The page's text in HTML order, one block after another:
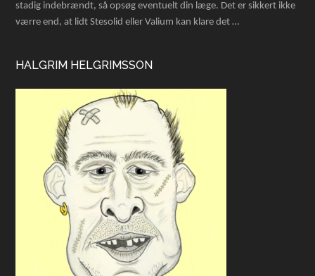
stadig indebrændt, så opsøg eventuelt din læge. Det er sikkert ikke
værre end, at lidt Stesolid eller Valium kan klare det …
HALGRIM HELGRIMSSON